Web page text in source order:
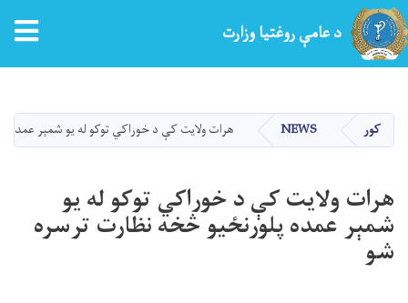
دانګل
د عامې روغتیا وزارت
کور NEWS هرات ولایت کې د خوراکي توکو له یو شمېر عمده
هرات ولایت کې د خوراکي توکو له یو
شمېر عمده پلورنځیو څخه نظارت ترسره
شو